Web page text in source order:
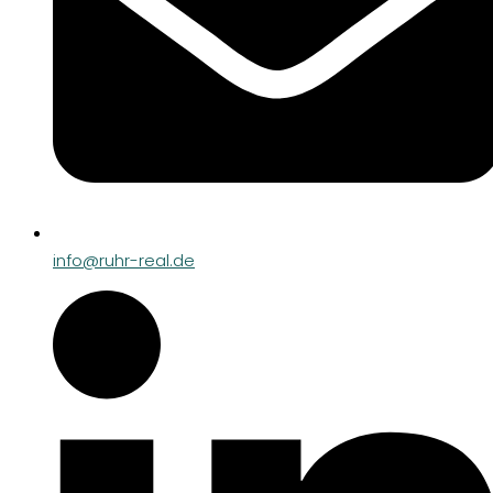
info@ruhr-real.de